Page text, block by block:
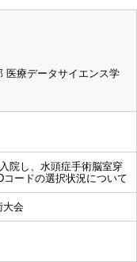
医療データサイエンス学
院し、水頭症手術脳室穿
ードの選択状況について
大会